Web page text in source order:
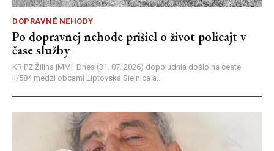
DOPRAVNÉ NEHODY
Po dopravnej nehode prišiel o život policajt v
čase služby
KR PZ Žilina |MM| Dnes (31. 07. 2026) dopoludnia došlo na ceste
II/584 medzi obcami Liptovská Sielnica a...